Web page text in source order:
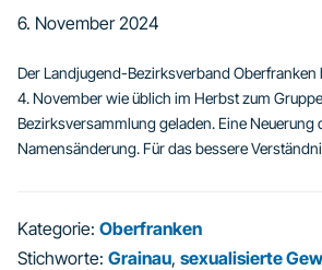
6. November 2024
Der Landjugend-Bezirksverband Oberfranken
4. November wie üblich im Herbst zum
Bezirksversammlung geladen. Eine Neuerung
Namensänderung. Für das bessere
Kategorie: Oberfranken
Stichworte: Grainau, sexualisierte